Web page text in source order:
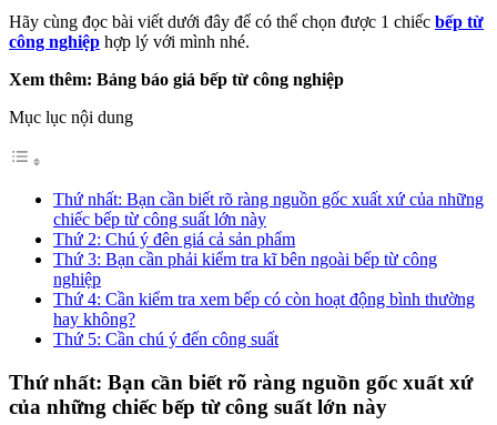
Hãy cùng đọc bài viết dưới đây để có thể chọn được 1 chiếc bếp từ
công nghiệp hợp lý với mình nhé.
Xem thêm: Bảng báo giá bếp từ công nghiệp
Mục lục nội dung
Thứ nhất: Bạn cần biết rõ ràng nguồn gốc xuất xứ của những
chiếc bếp từ công suất lớn này
Thứ 2: Chú ý đên giá cả sản phẩm
Thứ 3: Bạn cần phải kiểm tra kĩ bên ngoài bếp từ công
nghiệp
Thứ 4: Cần kiểm tra xem bếp có còn hoạt động bình thường
hay không?
Thứ 5: Cần chú ý đến công suất
Thứ nhất: Bạn cần biết rõ ràng nguồn gốc xuất xứ
của những chiếc bếp từ công suất lớn này